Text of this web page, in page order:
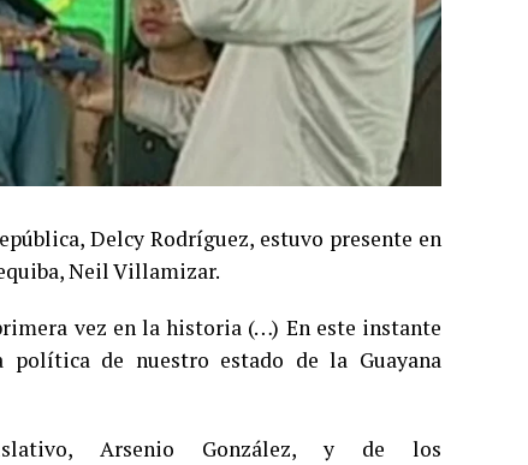
Delcy Rodríguez, estuvo presente en
Neil Villamizar.
vez en la historia (…) En este instante
de nuestro estado de la Guayana
Arsenio González, y de los